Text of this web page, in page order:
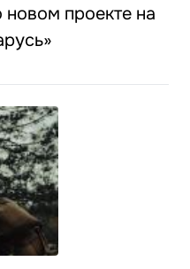
проекте на